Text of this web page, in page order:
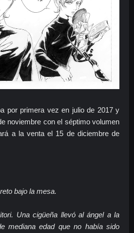
por primera vez en julio de 2017 y
noviembre con el séptimo volumen
a la venta el 15 de diciembre de
bajo la mesa.
Una cigüeña llevó al ángel a la
mediana edad que no había sido